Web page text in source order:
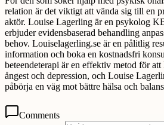
relation är det viktigt att vända sig till en
aktör. Louise Lagerling är en psykolog
erbjuder evidensbaserad behandling
behov. Louiselagerling.se är en pålitlig
information och boka en kostnadsfri
beteendeterapi är en effektiv metod för att
ångest och depression, och Louise
påbörja en väg mot bättre hälsa och
Comments